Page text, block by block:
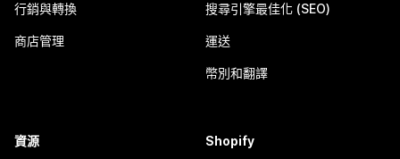
行銷與轉換
商店管理
搜尋引擎最佳化 (SEO)
運送
幣別和翻譯
資源 Shopify